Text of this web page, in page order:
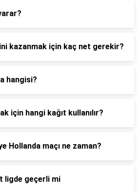
kazanmak için kaç net gerekir?
hangisi?
için hangi kağıt kullanılır?
Hollanda maçı ne zaman?
ligde geçerli mi